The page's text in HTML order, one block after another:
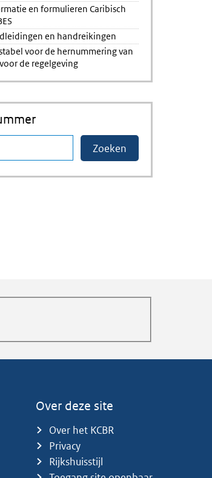
en formulieren Caribisch
en handreikingen
voor de hernummering van
de regelgeving
Over deze site
Over het KCBR
Privacy
Rijkshuisstijl